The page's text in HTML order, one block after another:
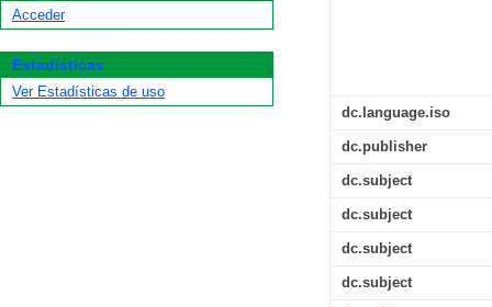
dc.language.iso
dc.publisher
dc.subject
dc.subject
dc.subject
dc.subject
Acceder
Estadísticas
Ver Estadísticas de uso